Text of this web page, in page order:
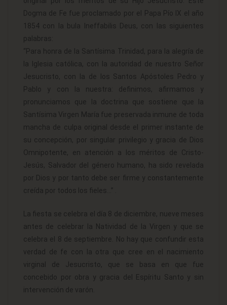
Dogma de Fe fue proclamado por el Papa Pío IX el año
1854 con la bula Ineffabilis Deus, con las siguientes
palabras:
“Para honra de la Santísima Trinidad, para la alegría de
la Iglesia católica, con la autoridad de nuestro Señor
Jesucristo, con la de los Santos Apóstoles Pedro y
Pablo y con la nuestra: definimos, afirmamos y
pronunciamos que la doctrina que sostiene que la
Santísima Virgen María fue preservada inmune de toda
mancha de culpa original desde el primer instante de
su concepción, por singular privilegio y gracia de Dios
Omnipotente, en atención a los méritos de Cristo-
Jesús, Salvador del género humano, ha sido revelada
por Dios y por tanto debe ser firme y constantemente
creída por todos los fieles…” .
La fiesta se celebra el día 8 de diciembre, nueve meses
antes de celebrar la Natividad de la Virgen y que se
celebra el 8 de septiembre. No hay que confundir esta
verdad de fe con la otra que cree en el nacimiento
virginal de Jesucristo, que se basa en que fue
concebido por obra y gracia del Espíritu Santo y sin
intervención de varón.